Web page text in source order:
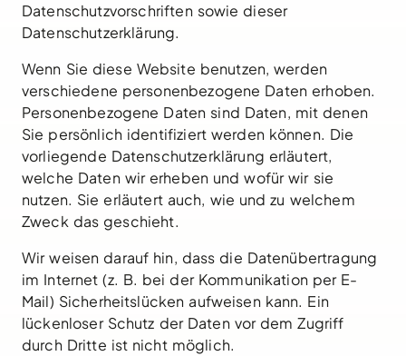
Datenschutzvorschriften sowie dieser
Datenschutzerklärung.
Wenn Sie diese Website benutzen, werden
verschiedene personenbezogene Daten erhoben.
Personenbezogene Daten sind Daten, mit denen
Sie persönlich identifiziert werden können. Die
vorliegende Datenschutzerklärung erläutert,
welche Daten wir erheben und wofür wir sie
nutzen. Sie erläutert auch, wie und zu welchem
Zweck das geschieht.
Wir weisen darauf hin, dass die Datenübertragung
im Internet (z. B. bei der Kommunikation per E-
Mail) Sicherheitslücken aufweisen kann. Ein
lückenloser Schutz der Daten vor dem Zugriff
durch Dritte ist nicht möglich.